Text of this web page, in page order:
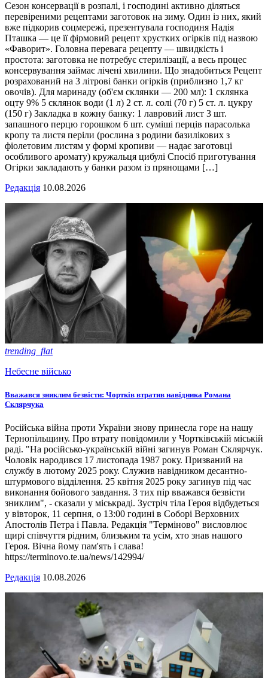
Сезон консервації в розпалі, і господині активно діляться
перевіреними рецептами заготовок на зиму. Один із них, який
вже підкорив соцмережі, презентувала господиня Надія
Пташка — це її фірмовий рецепт хрустких огірків під назвою
«Фаворит». Головна перевага рецепту — швидкість і
простота: заготовка не потребує стерилізації, а весь процес
консервування займає лічені хвилини. Що знадобиться Рецепт
розрахований на 3 літрові банки огірків (приблизно 1,7 кг
овочів). Для маринаду (об'єм склянки — 200 мл): 1 склянка
оцту 9% 5 склянок води (1 л) 2 ст. л. солі (70 г) 5 ст. л. цукру
(150 г) Закладка в кожну банку: 1 лавровий лист 3 шт.
запашного перцю горошком 6 шт. суміші перців парасолька
кропу та листя періли (рослина з родини базилікових з
фіолетовим листям у формі кропиви — надає заготовці
особливого аромату) кружальця цибулі Спосіб приготування
Огірки закладають у банки разом із прянощами […]
Редакція 10.08.2026
trending_flat
Небесне військо
Вважався зниклим безвісти: Чортків втратив навідника Романа
Склярчука
Російська війна проти України знову принесла горе на нашу
Тернопільщину. Про втрату повідомили у Чортківській міській
раді. "На російсько-українській війні загинув Роман Склярчук.
Чоловік народився 17 листопада 1987 року. Призваний на
службу в лютому 2025 року. Служив навідником десантно-
штурмового відділення. 25 квітня 2025 року загинув під час
виконання бойового завдання. З тих пір вважався безвісти
зниклим", - сказали у міськраді. Зустріч тіла Героя відбудеться
у вівторок, 11 серпня, о 13:00 годині в Соборі Верховних
Апостолів Петра і Павла. Редакція "Терміново" висловлює
щирі співчуття рідним, близьким та усім, хто знав нашого
Героя. Вічна йому пам'ять і слава!
https://terminovo.te.ua/news/142994/
Редакція 10.08.2026